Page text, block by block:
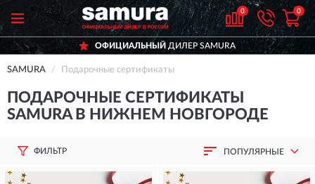
0 0
ОФИЦИАЛЬНЫЙДИЛЕР SAMURA
SAMURA Подарочные сертификаты
ПОДАРОЧНЫЕ СЕРТИФИКАТЫ
SAMURA В НИЖНЕМ НОВГОРОДЕ
ФИЛЬТР ПОПУЛЯРНЫЕ